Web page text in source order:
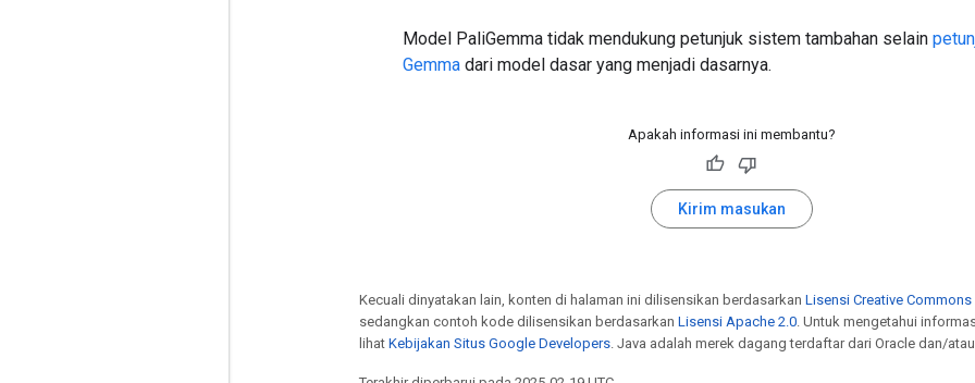
Model PaliGemma tidak mendukung petunjuk sistem tambahan selain
Gemma dari model dasar yang menjadi dasarnya.
Apakah informasi ini membantu?
Kirim masukan
Kecuali dinyatakan lain, konten di halaman ini dilisensikan berdasarkan Lisensi Creative
sedangkan contoh kode dilisensikan berdasarkan Lisensi Apache 2.0 . Untuk mengetahui
lihat Kebijakan Situs Google Developers . Java adalah merek dagang terdaftar dari Oracle dan/